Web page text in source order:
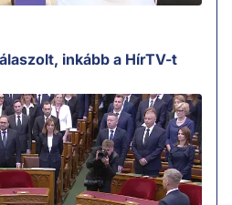
inkább a HírTV-t